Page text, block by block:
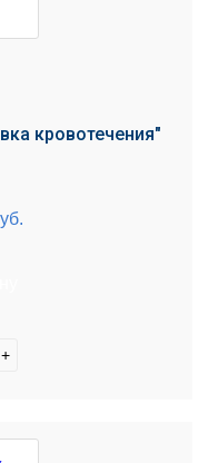
кровотечения"
+